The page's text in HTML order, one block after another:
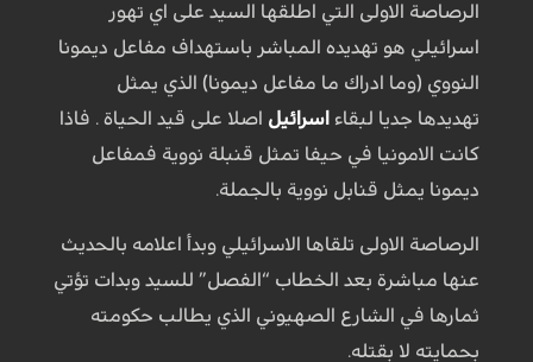
الرصاصة الاولى التي اطلقها السيد على اي تهور
اسرائيلي هو تهديده المباشر باستهداف مفاعل ديمونا
النووي (وما ادراك ما مفاعل ديمونا) الذي يمثل
تهديدها جديا لبقاء اسرائيل اصلا على قيد الحياة . فاذا
كانت الامونيا في حيفا تمثل قنبلة نووية فمفاعل
ديمونا يمثل قنابل نووية بالجملة.
الرصاصة الاولى تلقاها الاسرائيلي وبدأ اعلامه بالحديث
عنها مباشرة بعد الخطاب “الفصل” للسيد وبدات تؤتي
ثمارها في الشارع الصهيوني الذي يطالب حكومته
بحمايته لا بقتله.